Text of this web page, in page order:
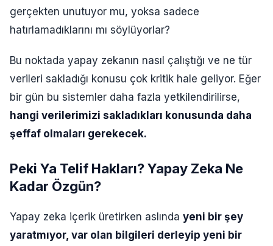
gerçekten unutuyor mu, yoksa sadece
hatırlamadıklarını mı söylüyorlar?
Bu noktada yapay zekanın nasıl çalıştığı ve ne tür
verileri sakladığı konusu çok kritik hale geliyor. Eğer
bir gün bu sistemler daha fazla yetkilendirilirse,
hangi verilerimizi sakladıkları konusunda daha
şeffaf olmaları gerekecek.
Peki Ya Telif Hakları? Yapay Zeka Ne
Kadar Özgün?
Yapay zeka içerik üretirken aslında yeni bir şey
yaratmıyor, var olan bilgileri derleyip yeni bir